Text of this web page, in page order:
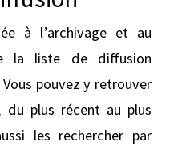
à l’archivage et au
la liste de diffusion
pouvez y retrouver
plus récent au plus
les rechercher par